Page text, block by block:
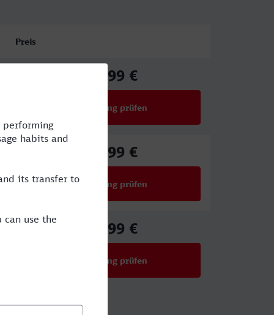
Preis
57,99 €
Verbindung prüfen
52,99 €
Verbindung prüfen
32,99 €
Verbindung prüfen